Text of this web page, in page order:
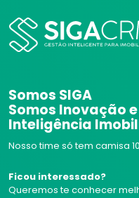
Somos SIGA
Somos Inovação e
Inteligência
Nosso time só tem camisa
Ficou interessado?
Queremos te conhecer